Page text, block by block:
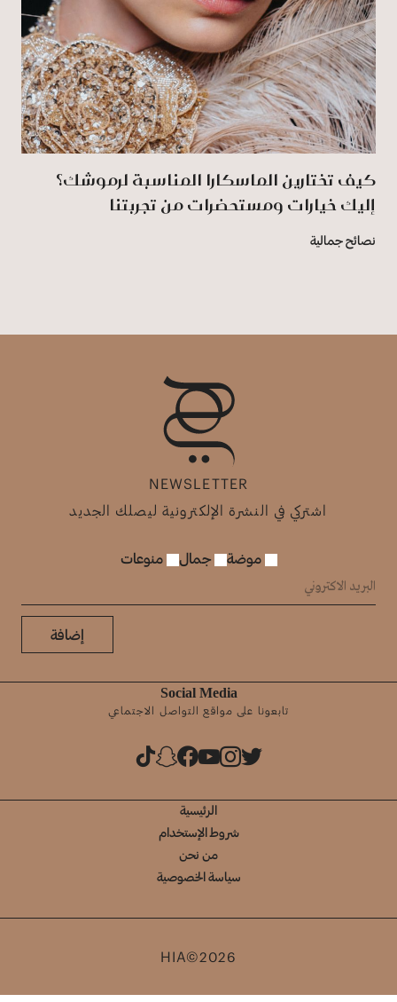
كيف تختارين الماسكارا المناسبة لرموشك؟
إليك خيارات ومستحضرات من تجربتنا
نصائح جمالية
NEWSLETTER
اشتركي في النشرة الإلكترونية ليصلك الجديد
موضة جمال منوعات
إضافة
Social Media
تابعونا على مواقع التواصل الاجتماعي
الرئيسية
شروط الإستخدام
من نحن
سياسة الخصوصية
HIA©2026